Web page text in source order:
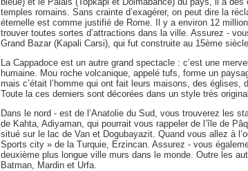
temples romains. Sans crainte d’exagérer, on peut dire la
éternelle est comme justifié de Rome. Il y a environ 12
trouver toutes sortes d’attractions dans la ville. Assurez -
Grand Bazar (Kapali Carsi), qui fut construite au 15ème
La Cappadoce est un autre grand spectacle : c’est une
humaine. Mou roche volcanique, appelé tufs, forme un
mais c’était l’homme qui ont fait leurs maisons, des églises,
Toute la ces derniers sont décorées dans un style très
Dans le nord - est de l’Anatolie du Sud, vous trouverez les
de Kahta, Adiyaman, qui pourrait vous rappeler de l’île de
situé sur le lac de Van et Dogubayazit. Quand vous allez à
Sports city » de la Turquie, Erzincan. Assurez - vous
deuxième plus longue ville murs dans le monde. Outre les
Batman, Mardin et Urfa.